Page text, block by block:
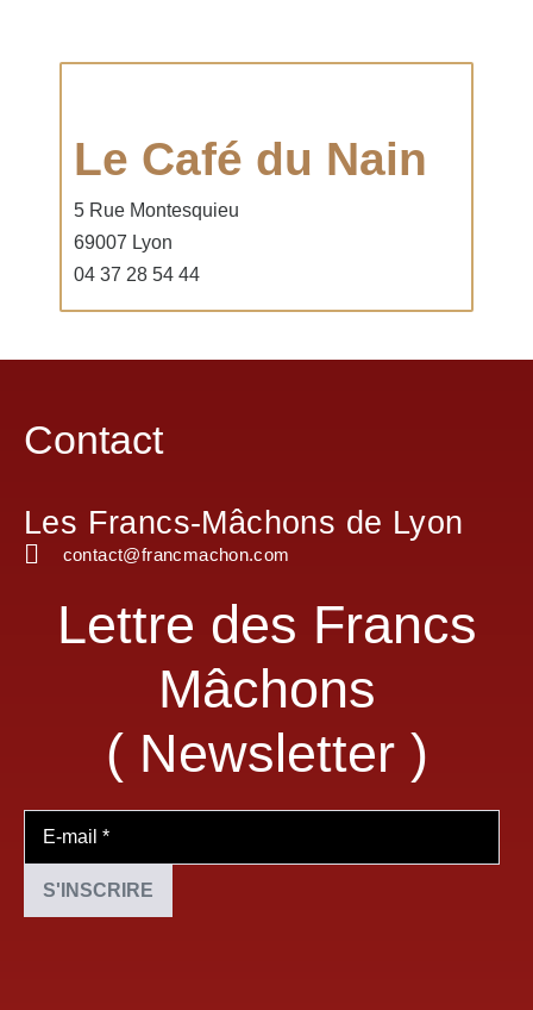
Le Café du Nain
5 Rue Montesquieu
69007 Lyon
04 37 28 54 44
Contact
Les Francs-Mâchons de Lyon
contact@francmachon.com
Lettre des Francs
Mâchons
( Newsletter )